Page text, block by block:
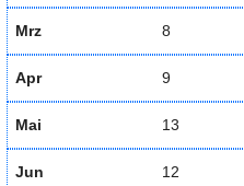
Mrz 8
Apr 9
Mai 13
Jun 12